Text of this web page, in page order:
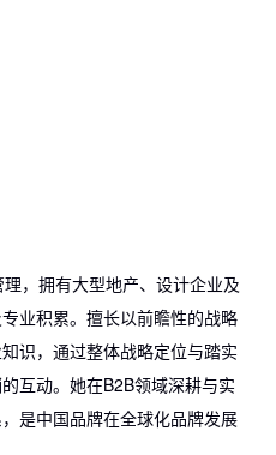
，拥有大型地产、设计企业及
业积累。擅长以前瞻性的战略
识，通过整体战略定位与踏实
互动。她在B2B领域深耕与实
是中国品牌在全球化品牌发展